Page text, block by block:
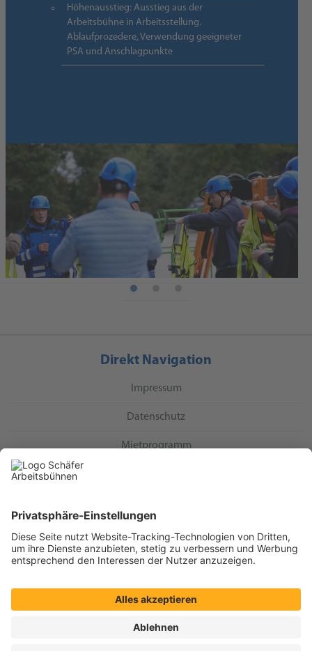
Höhenausstieg: Ausstieg aus der
Arbeitsbühne in Arbeitsstellung.
Ablaufprozedere, Verwendung geeigneter
PSA und Anschlagpunkte
Direkt Navigation
Impressum
Datenschutz
Mietprogramm
Eckenerstraße 5
71706 Markgröningen
Telefon:+49 7145 5242
Social Media